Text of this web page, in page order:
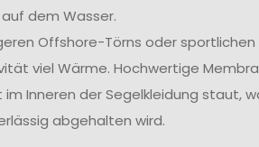
dem Wasser.
Offshore-Törns oder
viel Wärme. Hochwertige
im Inneren der Segelkleidung staut,
abgehalten wird.